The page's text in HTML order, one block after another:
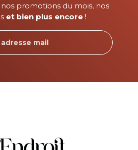
promotions du mois, nos
et bien plus encore!